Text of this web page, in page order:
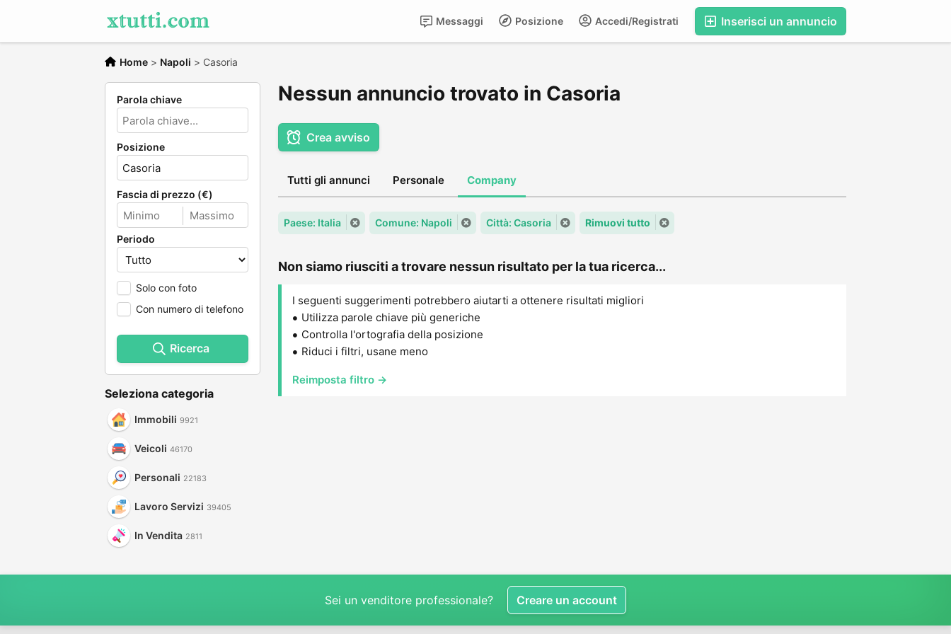
Inserisci un annuncio
Accedi/Registrati
Posizione
Messaggi
Home > Napoli > Casoria
Parola chiave
Posizione
Fascia di prezzo (€)
Periodo
Solo con foto
Con numero di telefono
Ricerca
Seleziona categoria
Immobili 9921
Veicoli 46170
Personali 22183
Lavoro Servizi 39405
In Vendita 2811
Nessun annuncio trovato in Casoria
Crea avviso
Tutti gli annunci Personale Company
Paese: Italia Comune: Napoli Città: Casoria Rimuovi tutto
Non siamo riusciti a trovare nessun risultato per la tua ricerca...
I seguenti suggerimenti potrebbero aiutarti a ottenere risultati migliori
Utilizza parole chiave più generiche
Controlla l'ortografia della posizione
Riduci i filtri, usane meno
Reimposta filtro →
Sei un venditore professionale? Creare un account